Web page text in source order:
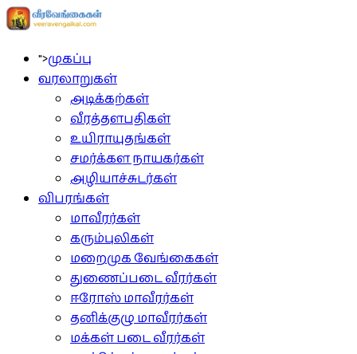
">முகப்பு
வரலாறுகள்
அடிக்கற்கள்
வீரத்தளபதிகள்
உயிராயுதங்கள்
சமர்க்கள நாயகர்கள்
அழியாச்சுடர்கள்
விபரங்கள்
மாவீரர்கள்
கரும்புலிகள்
மறைமுக வேங்கைகள்
துணைப்படை வீரர்கள்
ஈரோஸ் மாவீரர்கள்
தனிக்குழு மாவீரர்கள்
மக்கள் படை வீரர்கள்